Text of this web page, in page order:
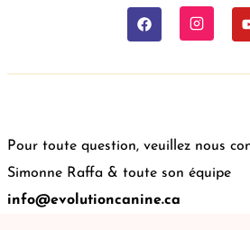
Pour toute question, veuillez nous
Simonne Raffa & toute son équipe
info@evolutioncanine.ca